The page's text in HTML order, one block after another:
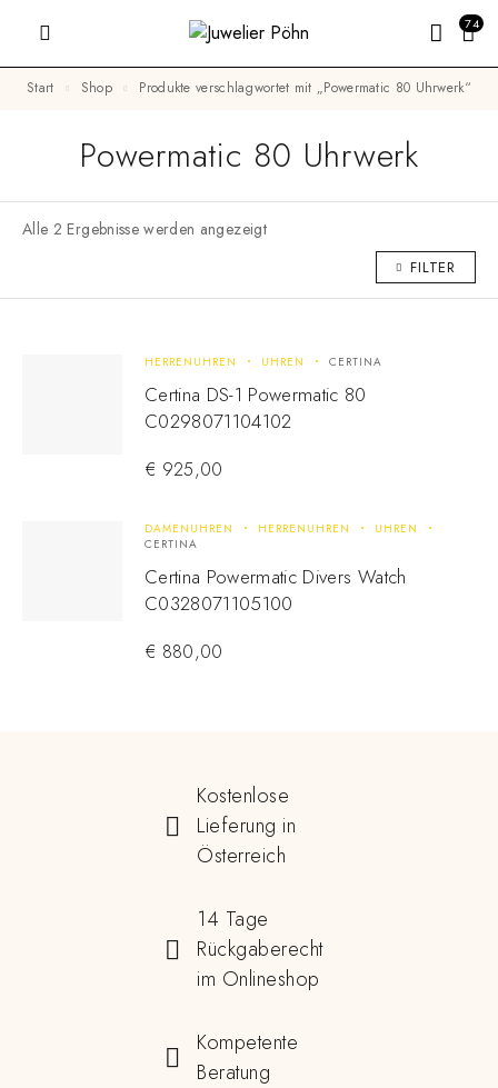
74
Start Shop Produkte verschlagwortet mit „Powermatic 80 Uhrwerk“
Powermatic 80 Uhrwerk
Alle 2 Ergebnisse werden angezeigt
FILTER
HERRENUHREN UHREN CERTINA
Certina DS-1 Powermatic 80
C0298071104102
€ 925,00
DAMENUHREN HERRENUHREN
UHREN
CERTINA
Certina Powermatic Divers Watch
C0328071105100
€ 880,00
Kostenlose
Lieferung in
Österreich
14 Tage
Rückgaberecht
im Onlineshop
Kompetente
Beratung